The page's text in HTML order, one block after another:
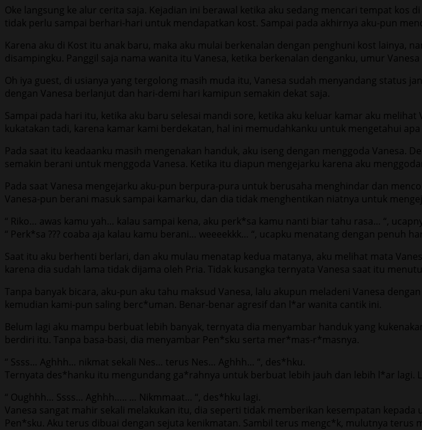
Oke langsung ke alur cerita saja. Kejadian ini berawal ketika aku sedang mencari tempat kos
tidak perlu sampai berhari-hari untuk mendapatkan kost. Sampai pada akhirnya aku-pun
Karena aku di Kost itu anak baru, maka aku mulai berkenalan dengan penghuni kost lainya,
disampingku. Panggil saja nama wanita itu Vanesa, ketika berkenalan denganku, umur Vanesa
Oh iya guest, di usianya yang tergolong masih muda itu, Vanesa sudah menyandang status
dengan Vanesa berlanjut dan hari-demi hari kamipun semakin dekat saja.
Sampai pada hari itu, ketika aku baru selesai mandi sore, ketika aku keluar kamar aku
kukatakan tadi, karena kamar kami berdekatan, hal ini memudahkanku untuk mengetahui
Pada saat itu keadaanku masih mengenakan handuk, aku iseng dengan menggoda Vanesa.
semakin berani untuk menggoda Vanesa. Ketika itu diapun mengejarku karena aku
Pada saat Vanesa mengejarku aku-pun berpura-pura untuk berusaha menghindar dan
Vanesa-pun berani masuk sampai kamarku, dan dia tidak menghentikan niatnya untuk
“ Riko… awas kamu yah… kalau sampai kena, aku perk*sa kamu nanti biar tahu rasa… “,
“ Perk*sa ??? coaba aja kalau kamu berani… weeeekkk… “, ucapku menatang dengan penuh
Saat itu aku berhenti berlari, dan aku mulau menatap kedua matanya, aku melihat mata
karena dia sudah lama tidak dijama oleh Pria. Tidak kusangka ternyata Vanesa saat itu
Tanpa banyak bicara, aku-pun aku tahu maksud Vanesa, lalu akupun meladeni Vanesa
kemudian kami-pun saling berc*uman. Benar-benar agresif dan l*ar wanita cantik ini.
Belum lagi aku mampu berbuat lebih banyak, ternyata dia menyambar handuk yang
berdiri itu. Tanpa basa-basi, dia menyambar Pen*sku serta mer*mas-r*masnya.
“ Ssss… Aghhh… nikmat sekali Nes… terus Nes… Aghhh… “, des*hku.
Ternyata des*hanku itu mengundang ga*rahnya untuk berbuat lebih jauh dan lebih l*ar lagi.
“ Oughhh… Ssss… Aghhh….. … Nikmmaat… “, des*hku lagi.
Vanesa sangat mahir sekali melakukan itu, dia seperti tidak memberikan kesempatan
Pen*sku. Aku terus dibuai dengan sejuta kenikmatan. Sambil terus mengc*k, mulutnya